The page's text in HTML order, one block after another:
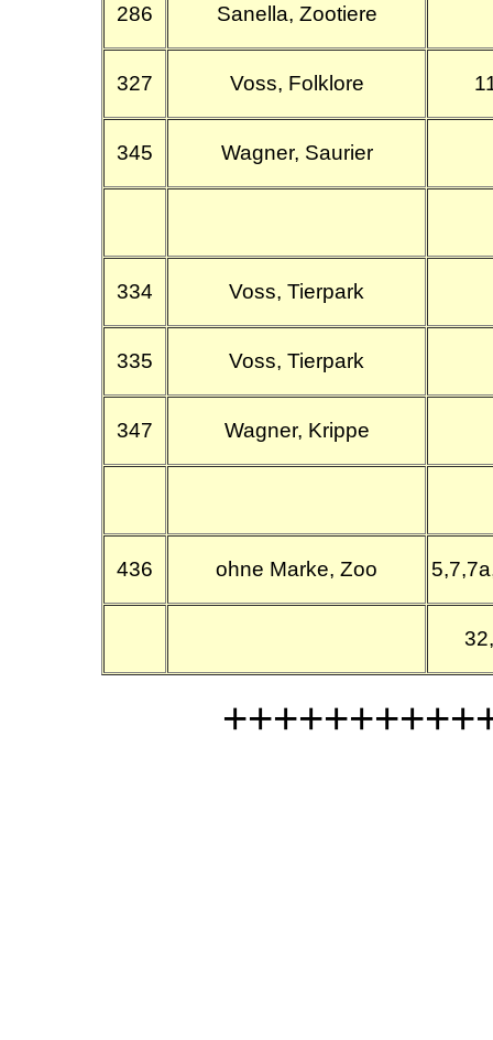
286 Sanella, Zootiere
327 Voss, Folklore
345 Wagner, Saurier
334 Voss, Tierpark
335 Voss, Tierpark
347 Wagner, Krippe
436 ohne Marke, Zoo